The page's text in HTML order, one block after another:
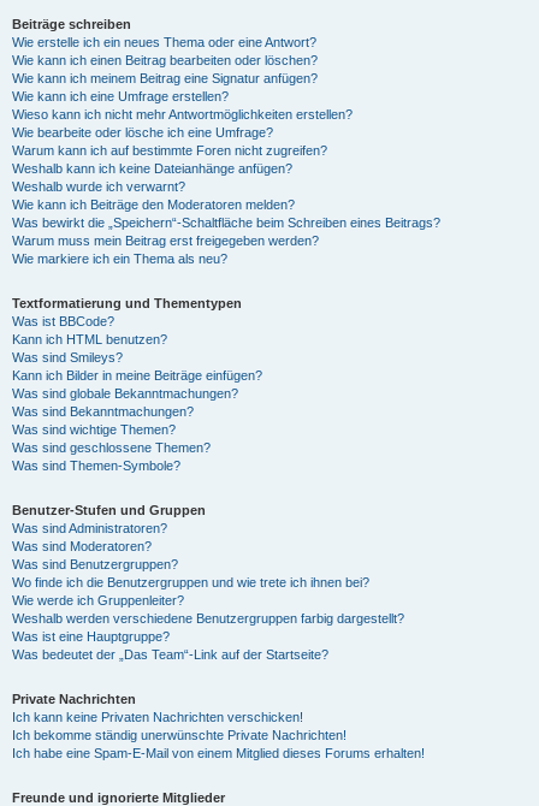
Beiträge schreiben
Wie erstelle ich ein neues Thema oder eine Antwort?
Wie kann ich einen Beitrag bearbeiten oder löschen?
Wie kann ich meinem Beitrag eine Signatur anfügen?
Wie kann ich eine Umfrage erstellen?
Wieso kann ich nicht mehr Antwortmöglichkeiten erstellen?
Wie bearbeite oder lösche ich eine Umfrage?
Warum kann ich auf bestimmte Foren nicht zugreifen?
Weshalb kann ich keine Dateianhänge anfügen?
Weshalb wurde ich verwarnt?
Wie kann ich Beiträge den Moderatoren melden?
Was bewirkt die „Speichern“-Schaltfläche beim Schreiben eines Beitrags?
Warum muss mein Beitrag erst freigegeben werden?
Wie markiere ich ein Thema als neu?
Textformatierung und Thementypen
Was ist BBCode?
Kann ich HTML benutzen?
Was sind Smileys?
Kann ich Bilder in meine Beiträge einfügen?
Was sind globale Bekanntmachungen?
Was sind Bekanntmachungen?
Was sind wichtige Themen?
Was sind geschlossene Themen?
Was sind Themen-Symbole?
Benutzer-Stufen und Gruppen
Was sind Administratoren?
Was sind Moderatoren?
Was sind Benutzergruppen?
Wo finde ich die Benutzergruppen und wie trete ich ihnen bei?
Wie werde ich Gruppenleiter?
Weshalb werden verschiedene Benutzergruppen farbig dargestellt?
Was ist eine Hauptgruppe?
Was bedeutet der „Das Team“-Link auf der Startseite?
Private Nachrichten
Ich kann keine Privaten Nachrichten verschicken!
Ich bekomme ständig unerwünschte Private Nachrichten!
Ich habe eine Spam-E-Mail von einem Mitglied dieses Forums erhalten!
Freunde und ignorierte Mitglieder